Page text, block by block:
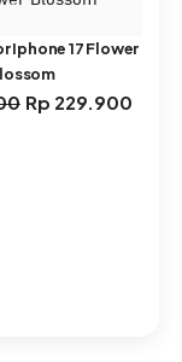
Iphone 17 Flower
Harga
Rp 229.900Harga